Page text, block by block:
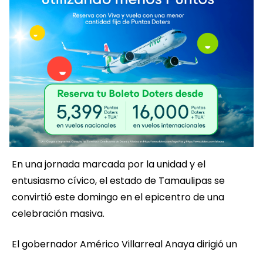
En una jornada marcada por la unidad y el
entusiasmo cívico, el estado de Tamaulipas se
convirtió este domingo en el epicentro de una
celebración masiva.
El gobernador Américo Villarreal Anaya dirigió un